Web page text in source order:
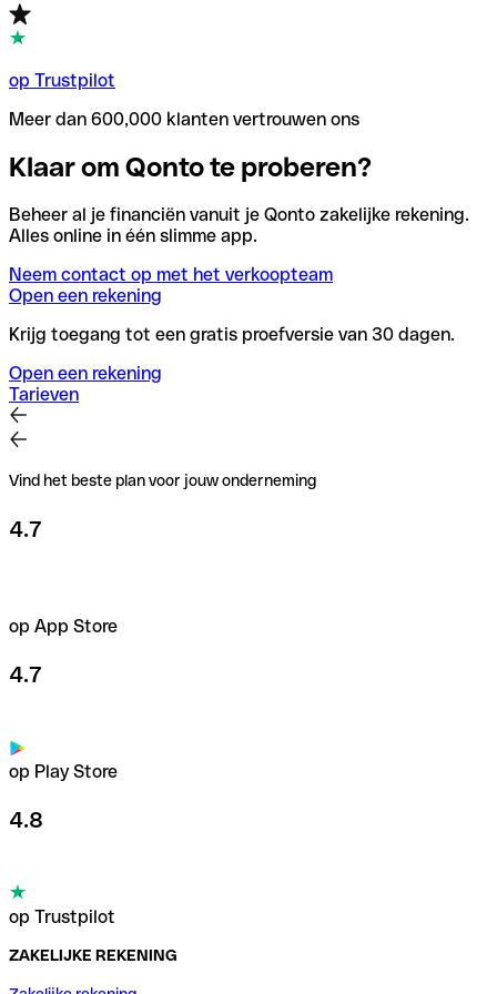
op Trustpilot
Meer dan 600,000 klanten vertrouwen ons
Klaar om Qonto te proberen?
Beheer al je financiën vanuit je Qonto zakelijke rekening.
Alles online in één slimme app.
Neem contact op met het verkoopteam
Open een rekening
Krijg toegang tot een gratis proefversie van 30 dagen.
Open een rekening
Tarieven
Vind het beste plan voor jouw onderneming
4.7
op App Store
4.7
op Play Store
4.8
op Trustpilot
ZAKELIJKE REKENING